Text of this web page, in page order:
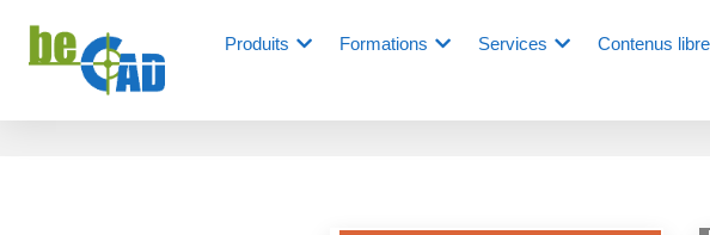
Produits Formations Services Contenus